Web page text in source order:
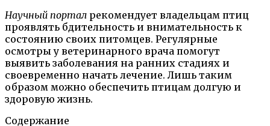
Научный портал рекомендует владельцам птиц
проявлять бдительность и внимательность к
состоянию своих питомцев. Регулярные
осмотры у ветеринарного врача помогут
выявить заболевания на ранних стадиях и
своевременно начать лечение. Лишь таким
образом можно обеспечить птицам долгую и
здоровую жизнь.
Содержание